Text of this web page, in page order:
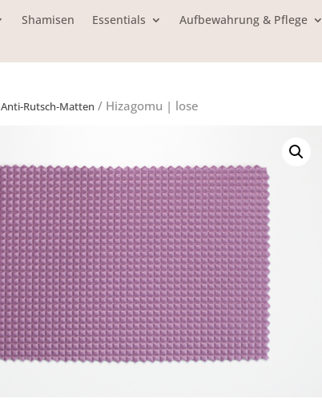
Shamisen Essentials Aufbewahrung & Pflege
Anti-Rutsch-Matten / Hizagomu | lose